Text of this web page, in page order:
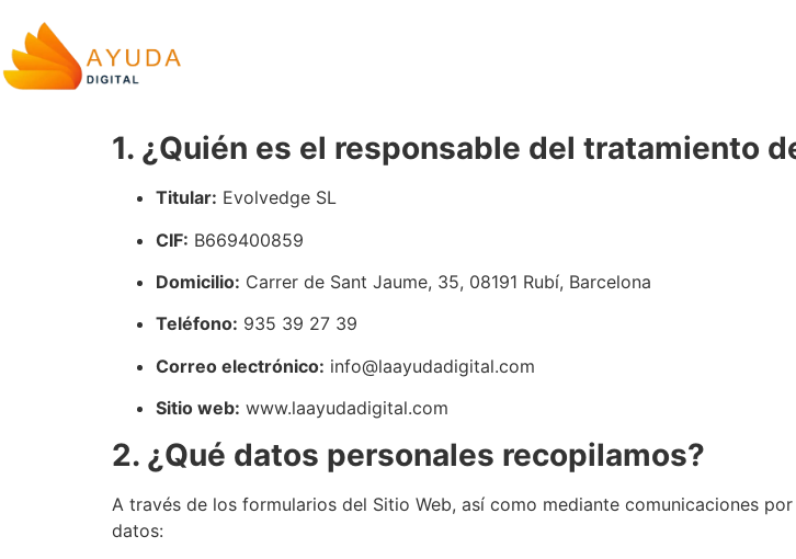
1. ¿Quién es el responsable del tratamiento
Titular: Evolvedge SL
CIF: B669400859
Domicilio: Carrer de Sant Jaume, 35, 08191 Rubí, Barcelona
Teléfono: 935 39 27 39
Correo electrónico: info@laayudadigital.com
Sitio web: www.laayudadigital.com
2. ¿Qué datos personales recopilamos?
A través de los formularios del Sitio Web, así como mediante comunicaciones
datos: